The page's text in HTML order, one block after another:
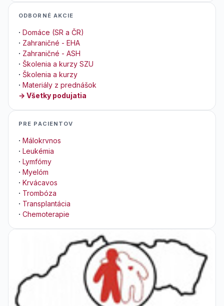
ODBORNÉ AKCIE
· Domáce (SR a ČR)
· Zahraničné - EHA
· Zahraničné - ASH
· Školenia a kurzy SZU
· Školenia a kurzy
· Materiály z prednášok
→ Všetky podujatia
PRE PACIENTOV
· Málokrvnos
· Leukémia
· Lymfómy
· Myelóm
· Krvácavos
· Trombóza
· Transplantácia
· Chemoterapie